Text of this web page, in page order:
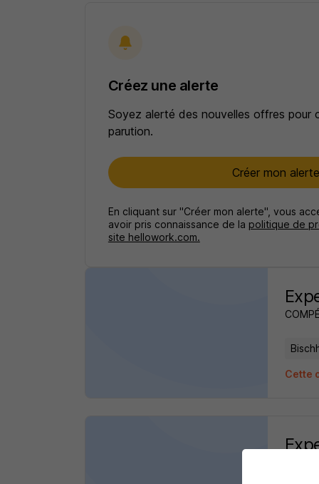
Créez une alerte
Soyez alerté des nouvelles offres pour
parution.
Créer mon alerte
En cliquant sur "Créer mon alerte", vous
avoir pris connaissance de la politique de
site hellowork.com.
Cette